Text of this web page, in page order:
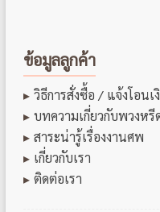
ข้อมูลลูกค้า
วิธีการสั่งซื้อ / แจ้งโอนเ
บทความเกี่ยวกับพวงหรี
สาระน่ารู้เรื่องงานศพ
เกี่ยวกับเรา
ติดต่อเรา